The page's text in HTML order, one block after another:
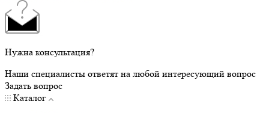
Нужна консультация?
Наши специалисты ответят на любой интересующий вопрос
Задать вопрос
Каталог